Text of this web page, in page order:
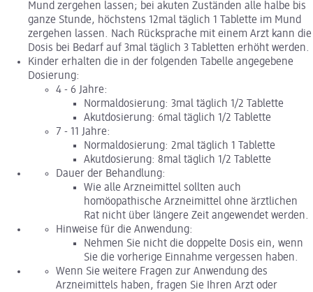
Mund zergehen lassen; bei akuten Zuständen alle halbe bis
ganze Stunde, höchstens 12mal täglich 1 Tablette im Mund
zergehen lassen. Nach Rücksprache mit einem Arzt kann die
Dosis bei Bedarf auf 3mal täglich 3 Tabletten erhöht werden.
Kinder erhalten die in der folgenden Tabelle angegebene
Dosierung:
4 - 6 Jahre:
Normaldosierung: 3mal täglich 1/2 Tablette
Akutdosierung: 6mal täglich 1/2 Tablette
7 - 11 Jahre:
Normaldosierung: 2mal täglich 1 Tablette
Akutdosierung: 8mal täglich 1/2 Tablette
Dauer der Behandlung:
Wie alle Arzneimittel sollten auch
homöopathische Arzneimittel ohne ärztlichen
Rat nicht über längere Zeit angewendet werden.
Hinweise für die Anwendung:
Nehmen Sie nicht die doppelte Dosis ein, wenn
Sie die vorherige Einnahme vergessen haben.
Wenn Sie weitere Fragen zur Anwendung des
Arzneimittels haben, fragen Sie Ihren Arzt oder